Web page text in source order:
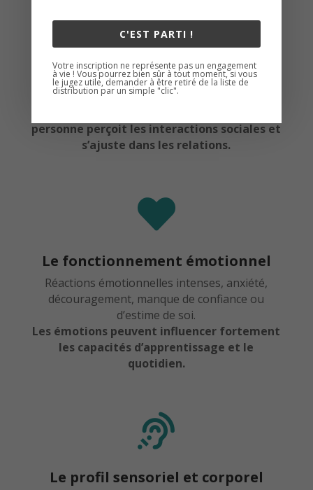
Le fonctionnement relationnel
Difficulté dans les relations humaines dans les
différents domaines de la vie. Difficultés
d’adaptation et d’autonomie
personne perçoit les interactions sociales et
s’ajuste dans les relations.

Le fonctionnement émotionnel
Réactions émotionnelles intenses, anxiété,
découragement, manque de confiance ou
d’estime de soi.
Les émotions peuvent influencer fortement
les capacités d’apprentissage et le
quotidien.

Le profil sensoriel et corporel
C'EST PARTI !
Votre inscription ne représente pas un engagement
à vie ! Vous pourrez bien sûr à tout moment, si vous
le jugez utile, demander à être retiré de la liste de
distribution par un simple "clic".